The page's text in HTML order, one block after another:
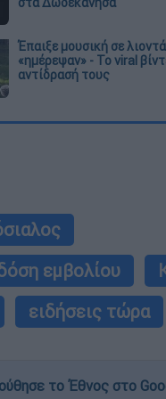
Έπαιξε μουσική σε
«ημέρεψαν» - Το viral
αντίδρασή τους
εμβολίου
ειδήσεις τώρα
το Έθνος στο